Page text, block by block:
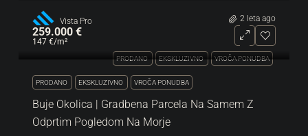
Vista Pro 2 leta ago
PRODANO EKSKLUZIVNO VROČA PONUDBA
259.000 €
147 €/m²
PRODANO EKSKLUZIVNO VROČA PONUDBA
Buje Okolica | Gradbena Parcela Na Samem Z
Odprtim Pogledom Na Morje